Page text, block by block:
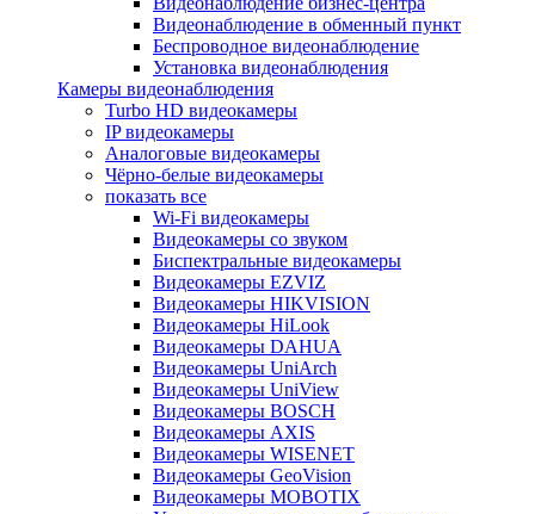
Видеонаблюдение в обменный пункт
Беспроводное видеонаблюдение
Установка видеонаблюдения
Камеры видеонаблюдения
Turbo HD видеокамеры
IP видеокамеры
Аналоговые видеокамеры
Чёрно-белые видеокамеры
показать все
Wi-Fi видеокамеры
Видеокамеры со звуком
Биспектральные видеокамеры
Видеокамеры EZVIZ
Видеокамеры HIKVISION
Видеокамеры HiLook
Видеокамеры DAHUA
Видеокамеры UniArch
Видеокамеры UniView
Видеокамеры BOSCH
Видеокамеры AXIS
Видеокамеры WISENET
Видеокамеры GeoVision
Видеокамеры MOBOTIX